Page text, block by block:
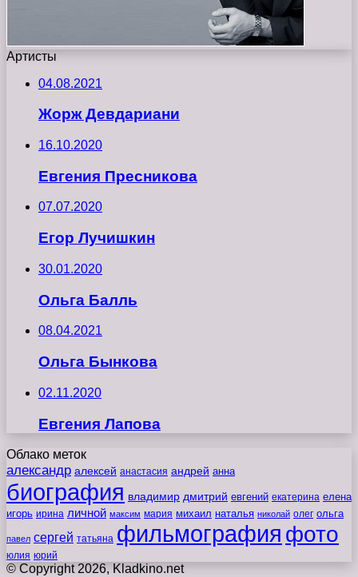
Артисты
04.08.2021
Жорж Девдариани
16.10.2020
Евгения Пресникова
07.07.2020
Егор Лучишкин
30.01.2020
Ольга Балль
08.04.2021
Ольга Бынкова
02.11.2020
Евгения Лапова
Облако меток
александр алексей анастасия андрей анна
биография владимир дмитрий евгений екатерина елена
игорь ирина личной максим мария михаил наталья николай олег ольга
павел сергей татьяна фильмография фото
юлия юрий
© Copyright 2026, Kladkino.net